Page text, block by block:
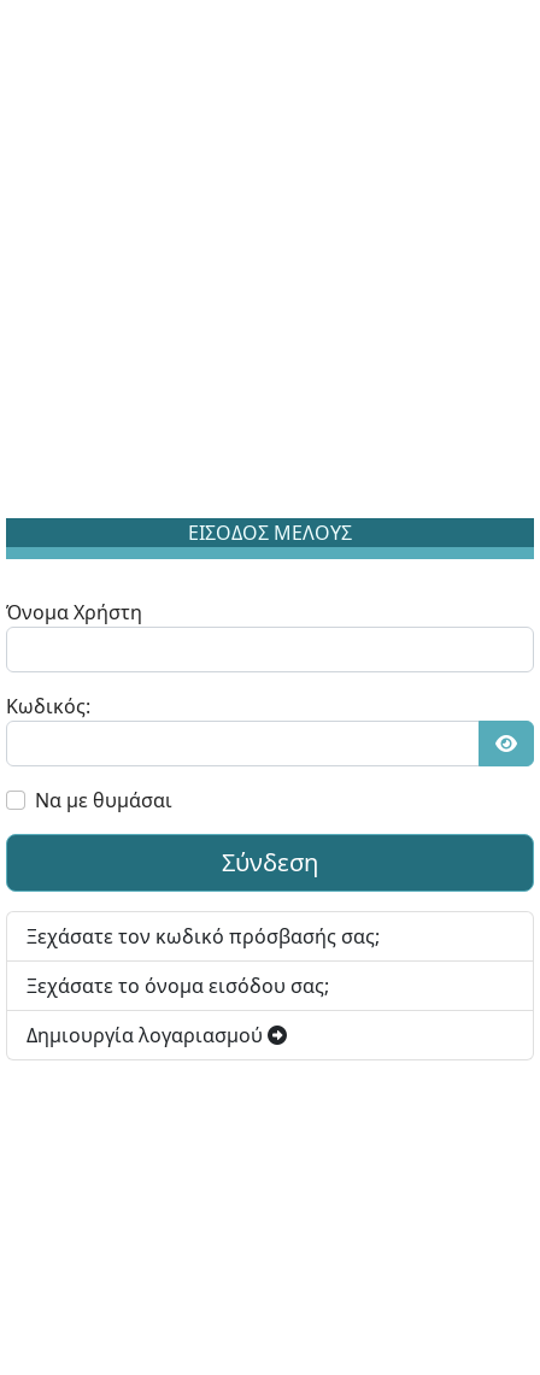
ΕΙΣΟΔΟΣ ΜΕΛΟΥΣ
Όνομα Χρήστη
Κωδικός:
Να με θυμάσαι
Σύνδεση
Ξεχάσατε τον κωδικό πρόσβασής σας;
Ξεχάσατε το όνομα εισόδου σας;
Δημιουργία λογαριασμού